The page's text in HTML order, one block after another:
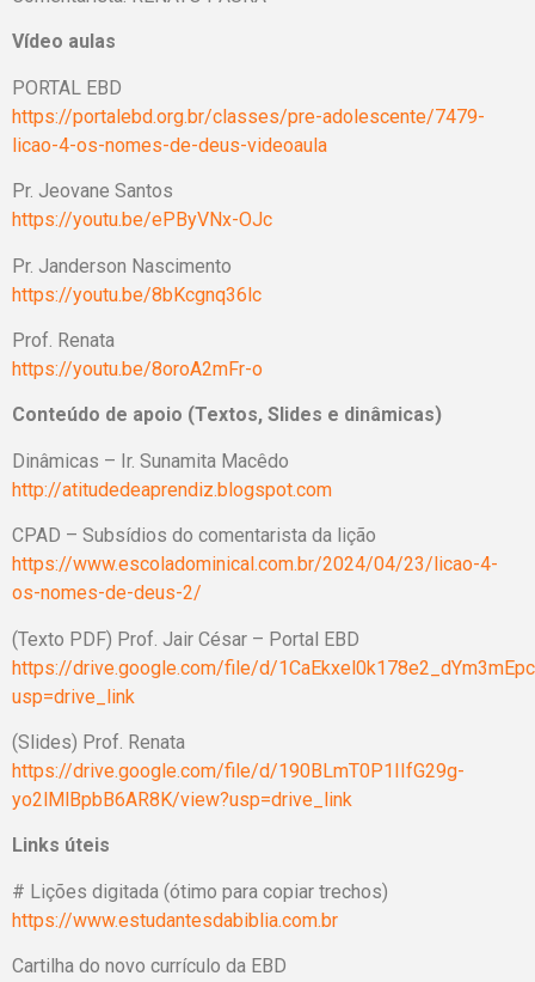
Vídeo aulas
PORTAL EBD
https://portalebd.org.br/classes/pre-adolescente/7479-
licao-4-os-nomes-de-deus-videoaula
Pr. Jeovane Santos
https://youtu.be/ePByVNx-OJc
Pr. Janderson Nascimento
https://youtu.be/8bKcgnq36lc
Prof. Renata
https://youtu.be/8oroA2mFr-o
Conteúdo de apoio (Textos, Slides e dinâmicas)
Dinâmicas – Ir. Sunamita Macêdo
http://atitudedeaprendiz.blogspot.com
CPAD – Subsídios do comentarista da lição
https://www.escoladominical.com.br/2024/04/23/licao-4-
os-nomes-de-deus-2/
(Texto PDF) Prof. Jair César – Portal EBD
https://drive.google.com/file/d/
usp=drive_link
(Slides) Prof. Renata
https://drive.google.com/file/d/190BLmT0P1IIfG29g-
yo2lMlBpbB6AR8K/view?usp=drive_link
Links úteis
# Lições digitada (ótimo para copiar trechos)
https://www.estudantesdabiblia.com.br
Cartilha do novo currículo da EBD